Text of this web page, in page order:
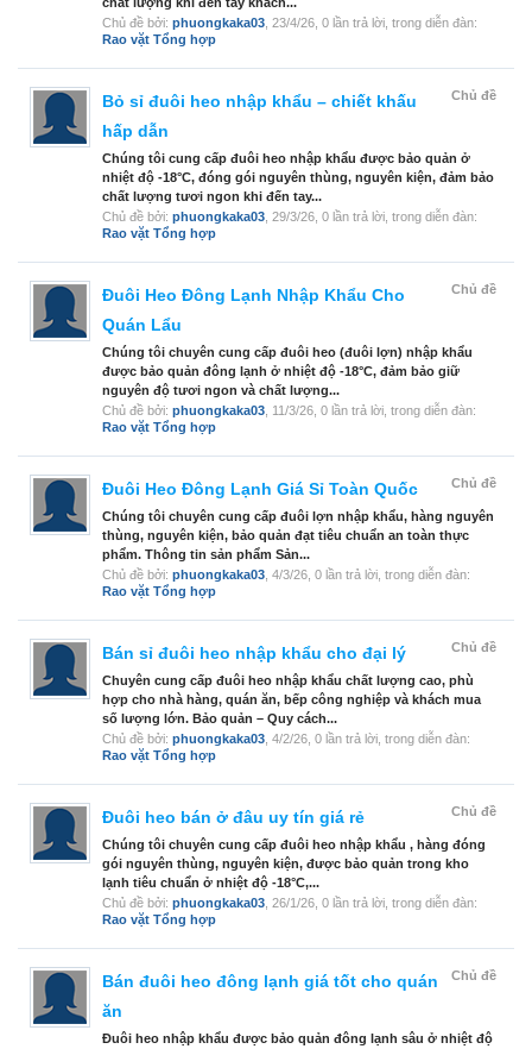
Chủ đề bởi: phuongkaka03 23/4/26 , 0 lần trả lời, trong diễn đàn:
Rao vặt Tổng hợp
Chủ đề
Bỏ sỉ đuôi heo nhập khẩu – chiết khấu
hấp dẫn
Chúng tôi cung cấp đuôi heo nhập khẩu được bảo quản ở
nhiệt độ -18°C, đóng gói nguyên thùng, nguyên kiện, đảm bảo
chất lượng tươi ngon khi đến tay...
Chủ đề bởi: phuongkaka03 29/3/26 , 0 lần trả lời, trong diễn đàn:
Rao vặt Tổng hợp
Chủ đề
Đuôi Heo Đông Lạnh Nhập Khẩu Cho
Quán Lẩu
Chúng tôi chuyên cung cấp đuôi heo (đuôi lợn) nhập khẩu
được bảo quản đông lạnh ở nhiệt độ -18°C, đảm bảo giữ
nguyên độ tươi ngon và chất lượng...
Chủ đề bởi: phuongkaka03 11/3/26 , 0 lần trả lời, trong diễn đàn:
Rao vặt Tổng hợp
Chủ đề
Đuôi Heo Đông Lạnh Giá Sỉ Toàn Quốc
Chúng tôi chuyên cung cấp đuôi lợn nhập khẩu, hàng nguyên
thùng, nguyên kiện, bảo quản đạt tiêu chuẩn an toàn thực
phẩm. Thông tin sản phẩm Sản...
Chủ đề bởi: phuongkaka03 4/3/26 , 0 lần trả lời, trong diễn đàn:
Rao vặt Tổng hợp
Chủ đề
Bán sỉ đuôi heo nhập khẩu cho đại lý
Chuyên cung cấp đuôi heo nhập khẩu chất lượng cao, phù
hợp cho nhà hàng, quán ăn, bếp công nghiệp và khách mua
số lượng lớn. Bảo quản – Quy cách...
Chủ đề bởi: phuongkaka03 4/2/26 , 0 lần trả lời, trong diễn đàn:
Rao vặt Tổng hợp
Chủ đề
Đuôi heo bán ở đâu uy tín giá rẻ
Chúng tôi chuyên cung cấp đuôi heo nhập khẩu , hàng đóng
gói nguyên thùng, nguyên kiện, được bảo quản trong kho
lạnh tiêu chuẩn ở nhiệt độ -18°C,...
Chủ đề bởi: phuongkaka03 26/1/26 , 0 lần trả lời, trong diễn đàn:
Rao vặt Tổng hợp
Chủ đề
Bán đuôi heo đông lạnh giá tốt cho quán
ăn
Đuôi heo nhập khẩu được bảo quản đông lạnh sâu ở nhiệt độ